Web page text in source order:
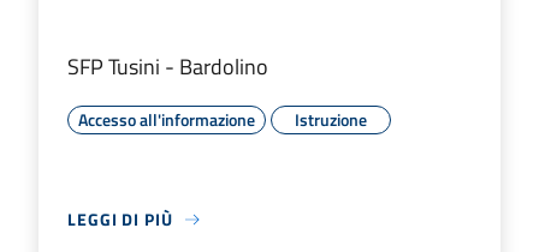
SFP Tusini - Bardolino
Accesso all'informazione Istruzione
LEGGI DI PIÙ